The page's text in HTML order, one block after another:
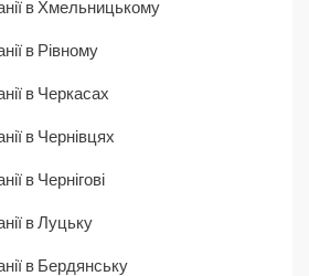
в Хмельницькому
в Рівному
в Черкасах
в Чернівцях
в Чернігові
в Луцьку
в Бердянську